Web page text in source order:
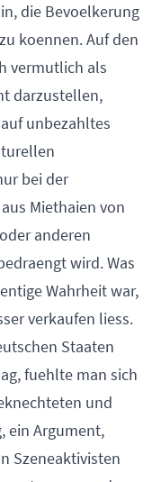
die Bevoelkerung
koennen. Auf den
vermutlich als
darzustellen,
unbezahltes
bei der
Miethaien von
anderen
wird. Was
Wahrheit war,
verkaufen liess.
Staaten
fuehlte man sich
und
ein Argument,
Szeneaktivisten